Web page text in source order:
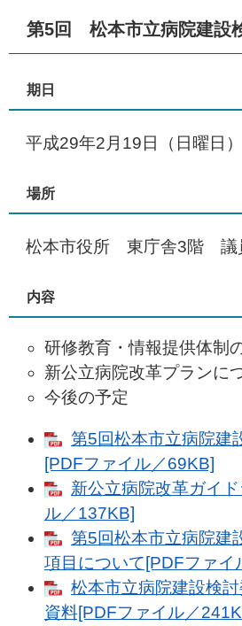
第5回 松本市立病院建設
期日
平成29年2月19日（日曜日
場所
松本市役所 東庁舎3階 議
内容
研修教育・情報提供体制
新公立病院改革プランに
今後の予定
第5回松本市立病院建
[PDFファイル／69KB]
新公立病院改革ガイ
ル／137KB]
第5回松本市立病院建
項目について[PDFファイ
松本市立病院建設検
資料[PDFファイル／